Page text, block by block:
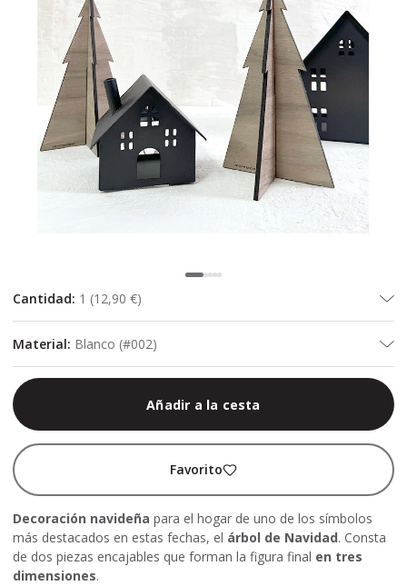
Cantidad: 1 (12,90 €)
Material: Blanco (#002)
Añadir a la cesta
Favorito
Decoración navideña para el hogar de uno de los símbolos
más destacados en estas fechas, el árbol de Navidad. Consta
de dos piezas encajables que forman la figura final en tres
dimensiones.